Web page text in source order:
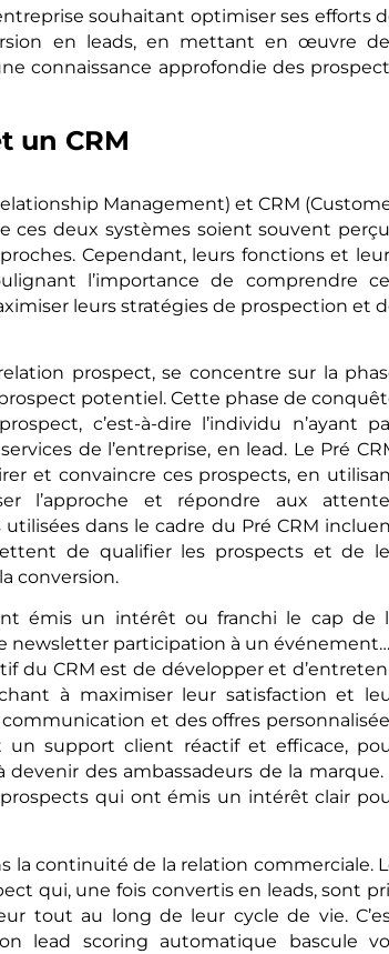
souhaitant optimiser ses efforts
en leads, en mettant en œuvre
connaissance approfondie des
un CRM
Management) et CRM
ces deux systèmes soient souvent
Cependant, leurs fonctions et
l’importance de comprendre
leurs stratégies de prospection et
prospect, se concentre sur la
potentiel. Cette phase de
c’est-à-dire l’individu n’ayant
de l’entreprise, en lead. Le Pré
et convaincre ces prospects, en
l’approche et répondre aux
dans le cadre du Pré CRM
de qualifier les prospects et de
conversion.
émis un intérêt ou franchi le cap de
newsletter participation à un
du CRM est de développer et
à maximiser leur satisfaction et
et des offres
un support client réactif et efficace,
des ambassadeurs de la marque.
qui ont émis un intérêt clair
la continuité de la relation commerciale.
qui, une fois convertis en leads, sont
tout au long de leur cycle de vie.
lead scoring automatique bascule